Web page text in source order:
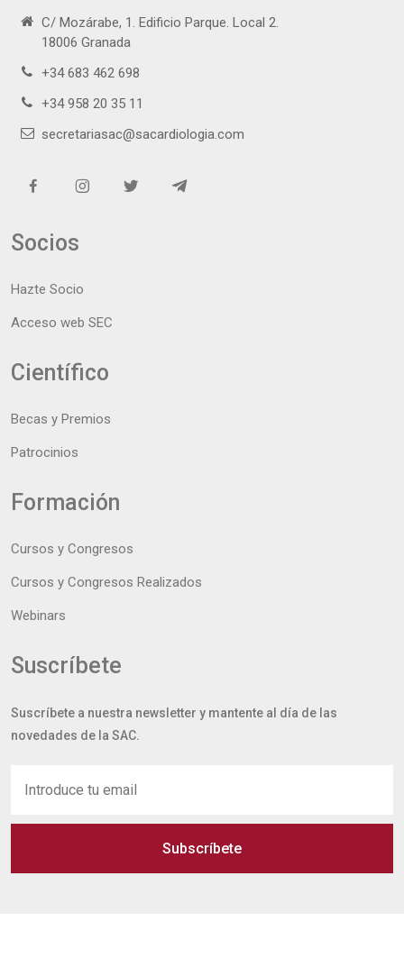
C/ Mozárabe, 1. Edificio Parque. Local 2.
18006 Granada
+34 683 462 698
+34 958 20 35 11
secretariasac@sacardiologia.com
Socios
Hazte Socio
Acceso web SEC
Científico
Becas y Premios
Patrocinios
Formación
Cursos y Congresos
Cursos y Congresos Realizados
Webinars
Suscríbete
Suscríbete a nuestra newsletter y mantente al día de las
novedades de la SAC.
Subscríbete